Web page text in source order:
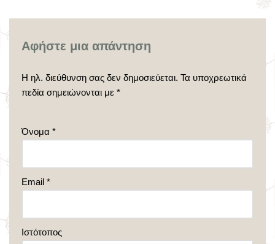
Αφήστε μια απάντηση
Η ηλ. διεύθυνση σας δεν δημοσιεύεται. Τα υποχρεωτικά
πεδία σημειώνονται με *
Όνομα *
Email *
Ιστότοπος